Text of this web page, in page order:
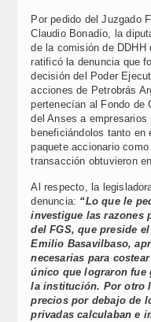
Por pedido del Juzgado
Claudio Bonadío, la
de la comisión de DDHH
ratificó la denuncia que
decisión del Poder
acciones de Petrobrás
pertenecían al Fondo de
del Anses a
beneficiándolos tanto en
paquete accionario
transacción obtuvieron
Al respecto, la
denuncia: “Lo que le
investigue las razones
del FGS, que preside
Emilio Basavilbaso,
necesarias para
único que lograron fue
la institución. Por otro
precios por debajo de
privadas calculaban e